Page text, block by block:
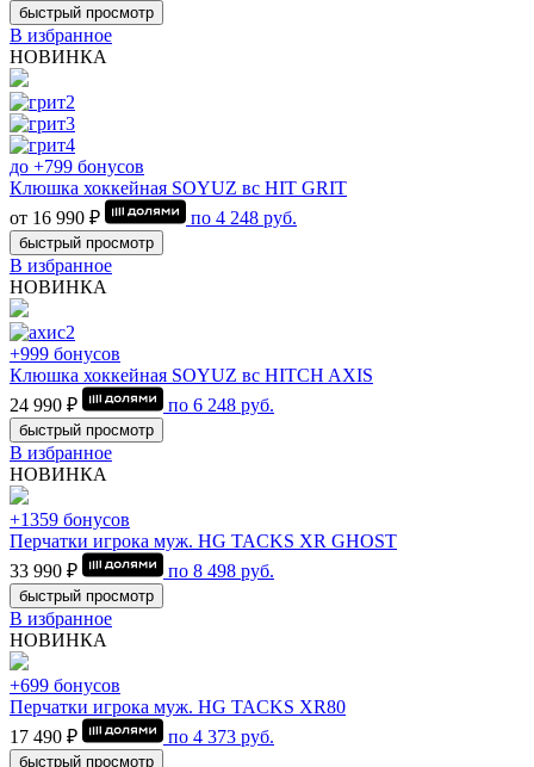
быстрый просмотр
В избранное
НОВИНКА
до +799 бонусов
Клюшка хоккейная SOYUZ вс HIT GRIT
от 16 990 ₽
по 4 248 руб.
быстрый просмотр
В избранное
НОВИНКА
+999 бонусов
Клюшка хоккейная SOYUZ вс HITCH AXIS
24 990 ₽
по 6 248 руб.
быстрый просмотр
В избранное
НОВИНКА
+1359 бонусов
Перчатки игрока муж. HG TACKS XR GHOST
33 990 ₽
по 8 498 руб.
быстрый просмотр
В избранное
НОВИНКА
+699 бонусов
Перчатки игрока муж. HG TACKS XR80
17 490 ₽
по 4 373 руб.
быстрый просмотр